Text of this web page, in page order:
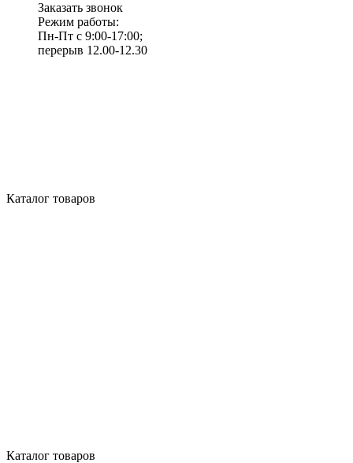
Заказать звонок
Режим работы:
Пн-Пт с 9:00-17:00;
перерыв 12.00-12.30
Каталог товаров
Каталог товаров